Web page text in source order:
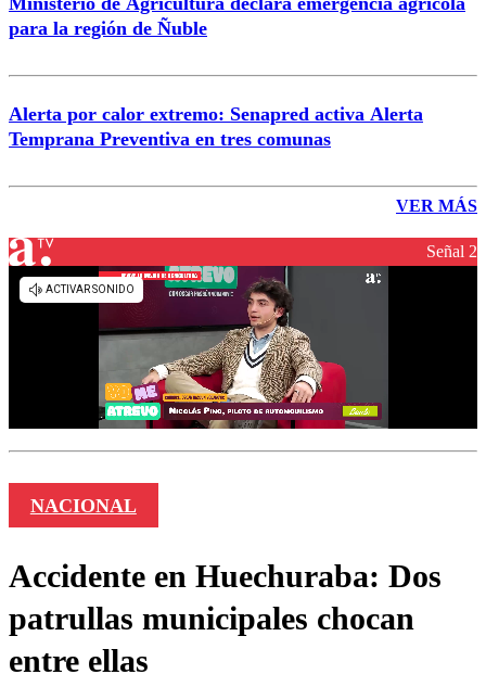
para la región de Ñuble
Alerta por calor extremo: Senapred activa Alerta
Temprana Preventiva en tres comunas
VER MÁS
Señal 2
NACIONAL
Accidente en Huechuraba: Dos
patrullas municipales chocan
entre ellas